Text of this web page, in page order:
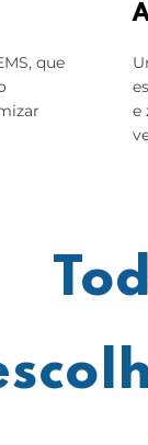
que
e